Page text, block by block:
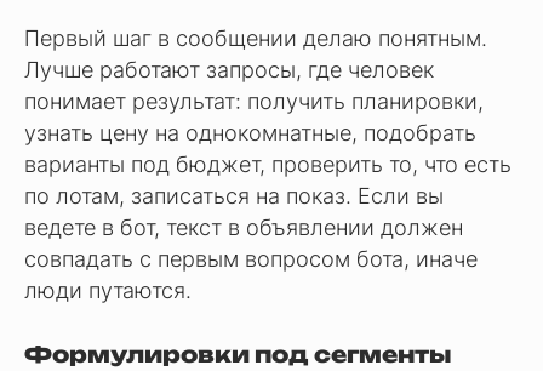
Первый шаг в сообщении делаю понятным.
Лучше работают запросы, где человек
понимает результат: получить планировки,
узнать цену на однокомнатные, подобрать
варианты под бюджет, проверить то, что есть
по лотам, записаться на показ. Если вы
ведете в бот, текст в объявлении должен
совпадать с первым вопросом бота, иначе
люди путаются.
Формулировки под сегменты